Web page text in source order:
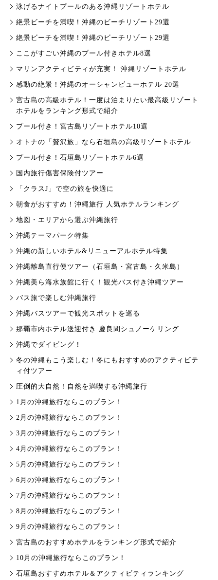
泳げるナイトプールのある沖縄リゾートホテル
絶景ビーチを満喫！沖縄のビーチリゾート29選
絶景ビーチを満喫！沖縄のビーチリゾート29選
ここがすごい沖縄のプール付きホテル8選
マリンアクティビティが充実！ 沖縄リゾートホテル
感動の絶景！沖縄のオーシャンビューホテル 20選
宮古島の高級ホテル！一度は泊まりたい最高級リゾート
ホテルをランキング形式で紹介
プール付き！宮古島リゾートホテル10選
オトナの「贅沢旅」なら石垣島の高級リゾートホテル
プール付き！石垣島リゾートホテル6選
国内旅行傷害保険付ツアー
「クラスJ」で空の旅を快適に
朝食がおすすめ！沖縄旅行 人気ホテルランキング
地図・エリアから選ぶ沖縄旅行
沖縄テーマパーク特集
沖縄の新しいホテル&リニューアルホテル特集
沖縄離島直行便ツアー（石垣島・宮古島・久米島）
沖縄美ら海水族館に行く！観光バス付き沖縄ツアー
バス旅で楽しむ沖縄旅行
沖縄バスツアーで観光スポットを巡る
那覇市内ホテル送迎付き 慶良間シュノーケリング
沖縄でダイビング！
冬の沖縄もこう楽しむ！冬にもおすすめのアクティビテ
ィ付ツアー
圧倒的大自然！自然を満喫する沖縄旅行
1月の沖縄旅行ならこのプラン！
2月の沖縄旅行ならこのプラン！
3月の沖縄旅行ならこのプラン！
4月の沖縄旅行ならこのプラン！
5月の沖縄旅行ならこのプラン！
6月の沖縄旅行ならこのプラン！
7月の沖縄旅行ならこのプラン！
8月の沖縄旅行ならこのプラン！
9月の沖縄旅行ならこのプラン！
宮古島のおすすめホテルをランキング形式で紹介
10月の沖縄旅行ならこのプラン！
石垣島おすすめホテル＆アクティビティランキング